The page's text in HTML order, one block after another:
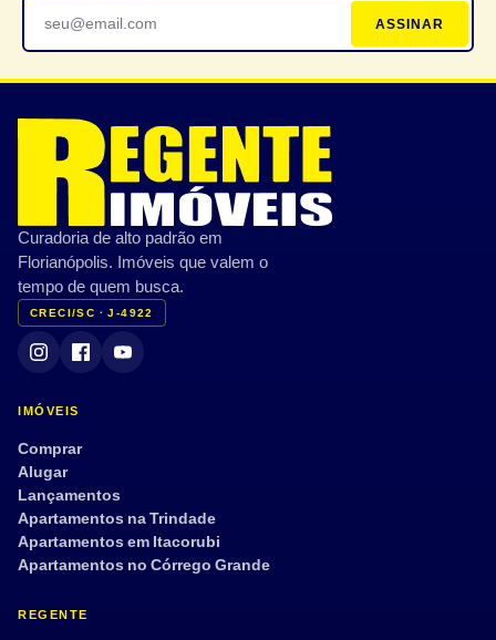
ASSINAR
Curadoria de alto padrão em
Florianópolis. Imóveis que valem o
tempo de quem busca.
CRECI/SC · J-4922
IMÓVEIS
Comprar
Alugar
Lançamentos
Apartamentos na Trindade
Apartamentos em Itacorubi
Apartamentos no Córrego Grande
REGENTE